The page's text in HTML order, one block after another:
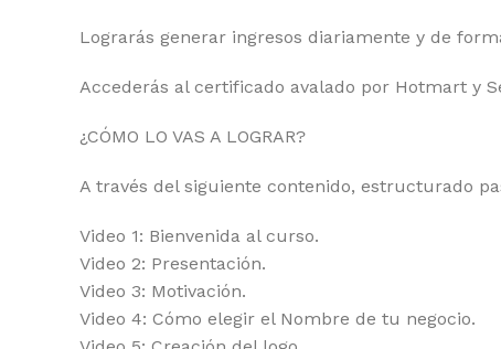
Lograrás generar ingresos diariamente y de
Accederás al certificado avalado por Hotmart y
¿CÓMO LO VAS A LOGRAR?
A través del siguiente contenido, estructurado
Video 1: Bienvenida al curso.
Video 2: Presentación.
Video 3: Motivación.
Video 4: Cómo elegir el Nombre de tu negocio.